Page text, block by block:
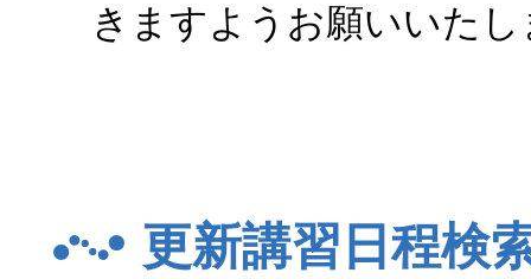
きますようお願いいた
更新講習日程検